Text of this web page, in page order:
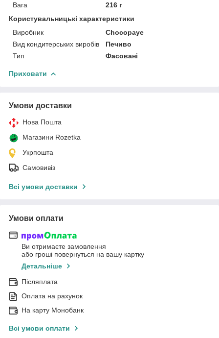
Вага
216 г
Користувальницькі характеристики
Виробник
Chocopaye
Вид кондитерських виробів
Печиво
Тип
Фасовані
Приховати
Умови доставки
Нова Пошта
Магазини Rozetka
Укрпошта
Самовивіз
Всі умови доставки
Умови оплати
Ви отримаєте замовлення
або гроші повернуться на вашу картку
Детальніше
Післяплата
Оплата на рахунок
На карту Монобанк
Всі умови оплати